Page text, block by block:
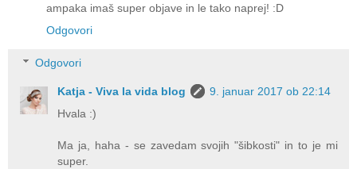
ampaka imaš super objave in le tako naprej! :D
Odgovori
Odgovori
Katja - Viva la vida blog
9. januar 2017 ob 22:14
Hvala :)
Ma ja, haha - se zavedam svojih "šibkosti" in to je mi
super.